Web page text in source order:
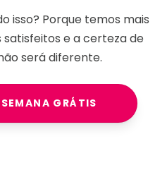
isso? Porque temos mais
e a certeza de
será diferente.
GRÁTIS